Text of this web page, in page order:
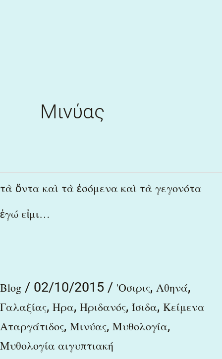
Μινύας
τὰ ὄντα καὶ τὰ ἐσόμενα καὶ τὰ γεγονότα
ἐγώ εἰμι…
Blog / 02/10/2015 / 'Οσιρις, Αθηνά,
Γαλαξίας, Ηρα, Ηριδανός, Ίσιδα, Κείμενα
Αταργάτιδος, Μινύας, Μυθολογία,
Μυθολογία αιγυπτιακή
τὰ
καὶ
καὶ
τὰ
γεγονότα
ἐγώ